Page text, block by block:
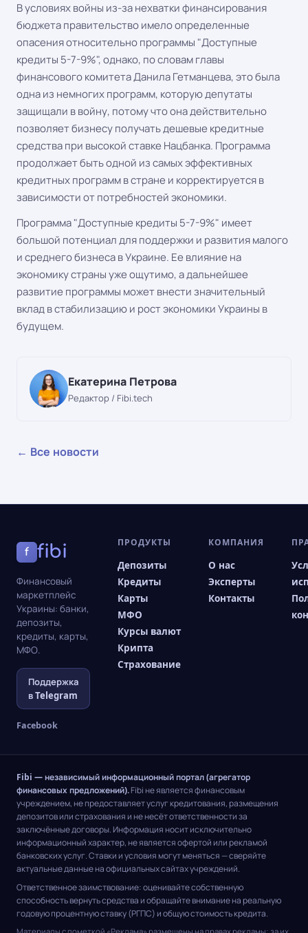
В условиях войны из-за нехватки финансирования
бюджета правительство имело определенные
опасения относительно программы "Доступные
кредиты 5-7-9%", однако, по словам главы
финансового комитета Данила Гетманцева, это была
одна из немногих программ, которую депутаты
защищали в войну, потому что она действительно
позволяет бизнесу получать дешевые кредитные
средства при высокой ставке Нацбанка. Программа
продолжает быть одной из самых эффективных
кредитных программ в стране и корректируется в
зависимости от потребностей экономики.
Программа "Доступные кредиты 5-7-9%" имеет
большой потенциал для поддержки и развития малого
и среднего бизнеса в Украине. Ее влияние на
экономику страны уже ощутимо, а дальнейшее
развитие программы может внести значительный
вклад в стабилизацию и рост экономики Украины в
будущем.
Екатерина Петрова
Редактор / Fibi.tech
← Все новости
f fibi
Финансовый
маркетплейс
Украины: банки,
депозиты,
кредиты, карты,
МФО.
Поддержка
в Telegram
Facebook
ПРОДУКТЫ
Депозиты
Кредиты
Карты
МФО
Курсы валют
Крипта
Страхование
КОМПАНИЯ
О нас
Эксперты
Контакты
Fibi — независимый информационный портал (агрегатор
финансовых предложений).Fibi не является финансовым
учреждением, не предоставляет услуг кредитования, размещения
депозитов или страхования и не несёт ответственности за
заключённые договоры. Информация носит исключительно
информационный характер, не является офертой или рекламой
банковских услуг. Ставки и условия могут меняться — сверяйте
актуальные данные на официальных сайтах учреждений.
Ответственное заимствование: оценивайте собственную
способность вернуть средства и обращайте внимание на реальную
годовую процентную ставку (РГПС) и общую стоимость кредита.